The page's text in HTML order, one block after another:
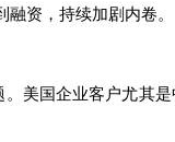
资，持续加剧内卷。
美国企业客户尤其